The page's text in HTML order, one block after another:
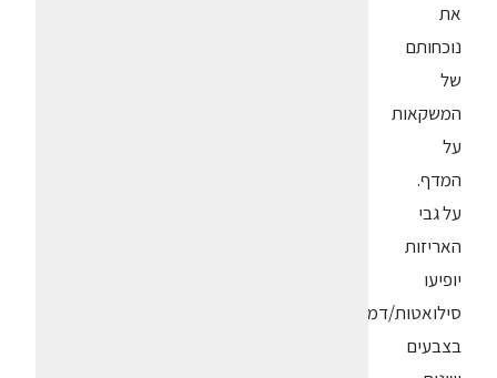
את
נוכחותם
של
המשקאות
על
המדף.
על גבי
האריזות
יופיעו
סילואטות/דמויות
בצבעים